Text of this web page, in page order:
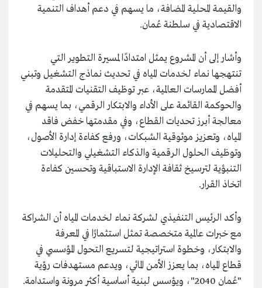
والقيمة المحلية المضافة، ما يسهم في دعم أهداف التنمية
الاقتصادية في سلطنة عُمان.
وأشار إلى أن المشروع يمثل امتدادًا لمسيرة التطوير التي
تنتهجها نماء لخدمات المياه في تحديث نماذج التشغيل وتبني
أفضل الممارسات العالمية، عبر توظيف التقنيات المتقدمة
والحوكمة القائمة على الأداء والابتكار الرقمي، بما يسهم في
معالجة أبرز تحديات القطاع، وفي مقدمتها خفض فاقد
المياه، وتعزيز موثوقية الشبكات، ورفع كفاءة إدارة الأصول،
وتوظيف الحلول الرقمية والذكاء التشغيلي والتحليلات
التنبؤية لترسيخ ثقافة الإدارة الاستباقية وتحسين كفاءة
اتخاذ القرار.
وأكد الرئيس التنفيذي لشركة نماء لخدمات المياه أن الشراكة
مع خبرات عالمية متخصصة تمثل استثمارًا في المعرفة
والابتكار، وخطوة استراتيجية لتسريع التحول المؤسسي في
قطاع المياه، بما يعزز الأمن المائي، ويدعم مستهدفات رؤية
"عُمان 2040"، ويؤسس لبنية أساسية أكثر مرونة واستدامة.